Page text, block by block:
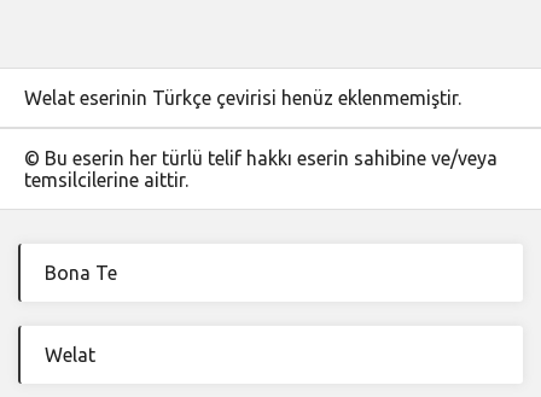
Welat eserinin Türkçe çevirisi henüz eklenmemiştir.
© Bu eserin her türlü telif hakkı eserin sahibine ve/veya
temsilcilerine aittir.
Bona Te
Welat